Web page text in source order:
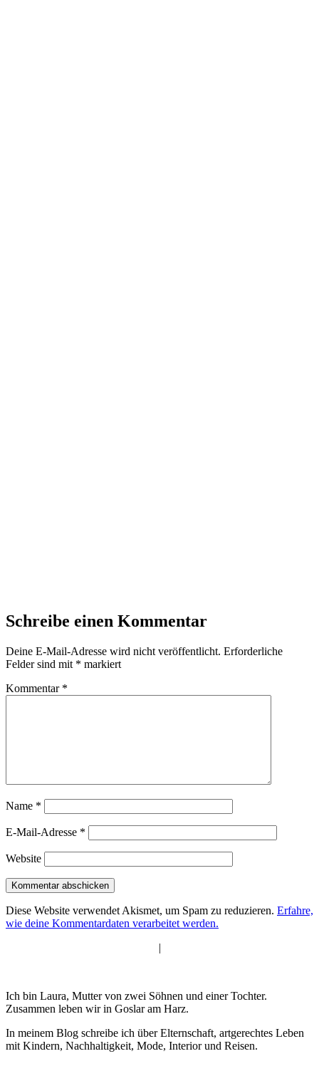
Schreibe einen Kommentar
Deine E-Mail-Adresse wird nicht veröffentlicht. Erforderliche
Felder sind mit * markiert
Kommentar *
Name *
E-Mail-Adresse *
Website
Diese Website verwendet Akismet, um Spam zu reduzieren. Erfahre,
wie deine Kommentardaten verarbeitet werden.
|
Ich bin Laura, Mutter von zwei Söhnen und einer Tochter.
Zusammen leben wir in Goslar am Harz.
In meinem Blog schreibe ich über Elternschaft, artgerechtes Leben
mit Kindern, Nachhaltigkeit, Mode, Interior und Reisen.